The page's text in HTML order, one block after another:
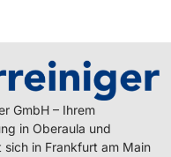
GmbH – Ihrem
in Oberaula und
in Frankfurt am Main